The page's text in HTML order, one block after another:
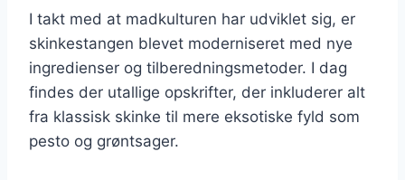
I takt med at madkulturen har udviklet sig, er
skinkestangen blevet moderniseret med nye
ingredienser og tilberedningsmetoder. I dag
findes der utallige opskrifter, der inkluderer alt
fra klassisk skinke til mere eksotiske fyld som
pesto og grøntsager.